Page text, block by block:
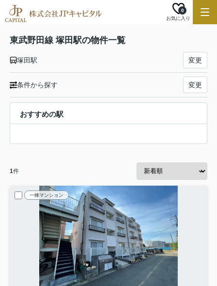
お気に入り
0
東武野田線 塚田駅の物件一覧
塚田駅 変更
条件から探す 変更
おすすめの駅
1件
一棟マンション